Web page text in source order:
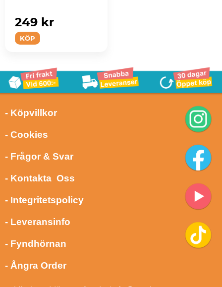
KÖP
249 kr
- Köpvillkor
- Cookies
- Frågor & Svar
- Kontakta Oss
- Integritetspolicy
- Leveransinfo
- Fyndhörnan
- Ångra Order